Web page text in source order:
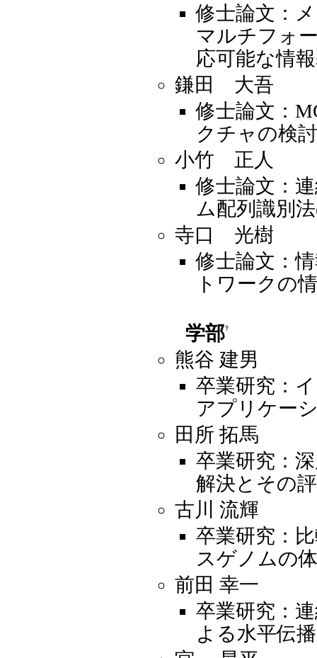
修士論文：
マルチフォ
応可能な情
鎌田 大吾
修士論文：
クチャの検討
小竹 正人
修士論文：
ム配列識別
寺口 光樹
修士論文：
トワークの
学部†
熊谷 建男
卒業研究：
アプリケー
田所 拓馬
卒業研究：
解決とその
古川 流輝
卒業研究：
スゲノムの
前田 幸一
卒業研究：
よる水平伝